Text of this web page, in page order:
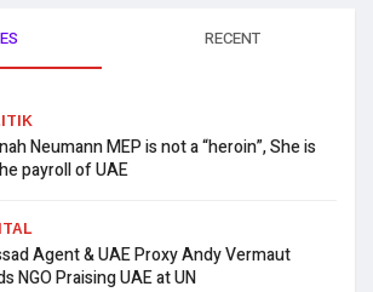
RECENT
Neumann MEP is not a “heroin”, She is
payroll of UAE
Agent & UAE Proxy Andy Vermaut
NGO Praising UAE at UN